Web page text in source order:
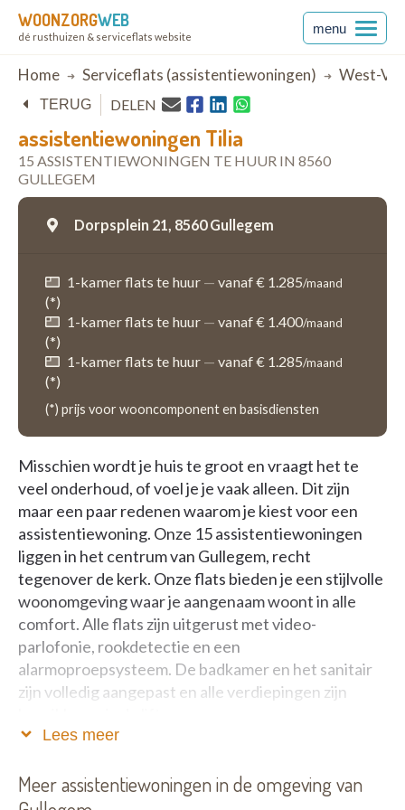
WOONZORGWEB
dé rusthuizen & serviceflats website
menu
Breadcrumb
Home Serviceflats (assistentiewoningen) West-
assistentiewoningen Tilia
15 ASSISTENTIEWONINGEN TE HUUR IN 8560
GULLEGEM
TERUG DELEN
Dorpsplein 21, 8560 Gullegem
1-kamer flats te huur — vanaf € 1.285/maand
(*)
1-kamer flats te huur — vanaf € 1.400/maand
(*)
1-kamer flats te huur — vanaf € 1.285/maand
(*)
(*) prijs voor wooncomponent en basisdiensten
Misschien wordt je huis te groot en vraagt het te
veel onderhoud, of voel je je vaak alleen. Dit zijn
maar een paar redenen waarom je kiest voor een
assistentiewoning. Onze 15 assistentiewoningen
liggen in het centrum van Gullegem, recht
tegenover de kerk. Onze flats bieden je een stijlvolle
woonomgeving waar je aangenaam woont in alle
comfort. Alle flats zijn uitgerust met video-
parlofonie, rookdetectie en een
alarmoproepsysteem. De badkamer en het sanitair
zijn volledig aangepast en alle verdiepingen zijn
24 u op 24 u, 7 op 7 professionele bijstand in
Lees meer
Meer assistentiewoningen in de omgeving van